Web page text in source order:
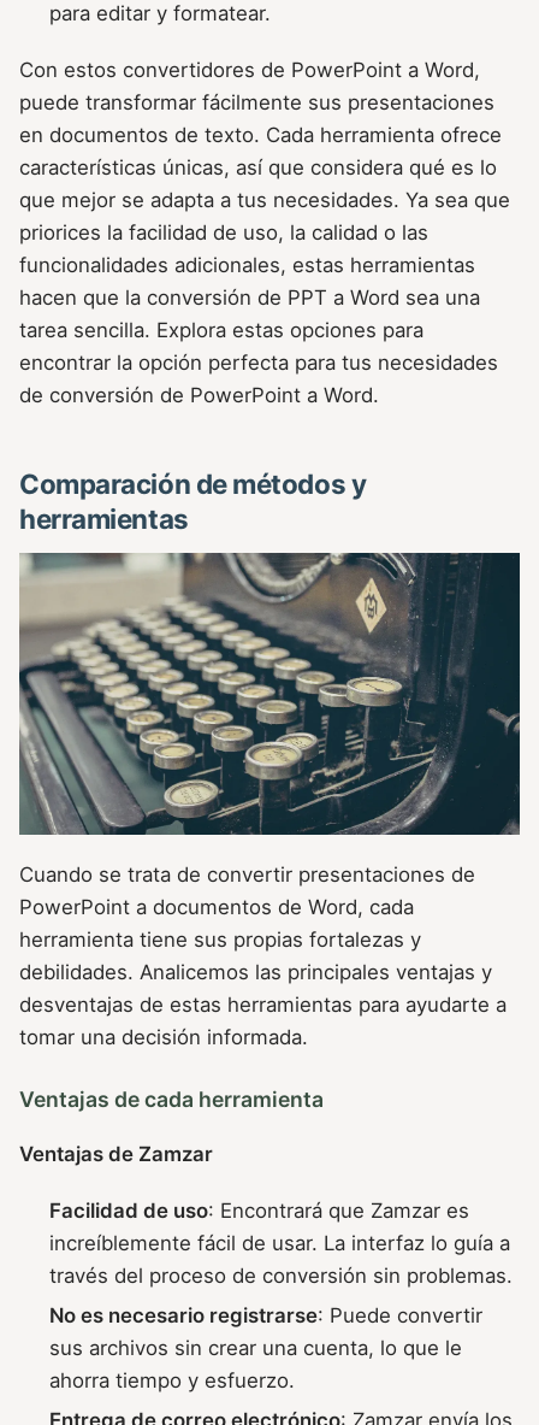
para editar y formatear.
Con estos convertidores de PowerPoint a Word,
puede transformar fácilmente sus presentaciones
en documentos de texto. Cada herramienta ofrece
características únicas, así que considera qué es lo
que mejor se adapta a tus necesidades. Ya sea que
priorices la facilidad de uso, la calidad o las
funcionalidades adicionales, estas herramientas
hacen que la conversión de PPT a Word sea una
tarea sencilla. Explora estas opciones para
encontrar la opción perfecta para tus necesidades
de conversión de PowerPoint a Word.
Comparación de métodos y
herramientas
Cuando se trata de convertir presentaciones de
PowerPoint a documentos de Word, cada
herramienta tiene sus propias fortalezas y
debilidades. Analicemos las principales ventajas y
desventajas de estas herramientas para ayudarte a
tomar una decisión informada.
Ventajas de cada herramienta
Ventajas de Zamzar
Facilidad de uso: Encontrará que Zamzar es
increíblemente fácil de usar. La interfaz lo guía a
través del proceso de conversión sin problemas.
No es necesario registrarse: Puede convertir
sus archivos sin crear una cuenta, lo que le
ahorra tiempo y esfuerzo.